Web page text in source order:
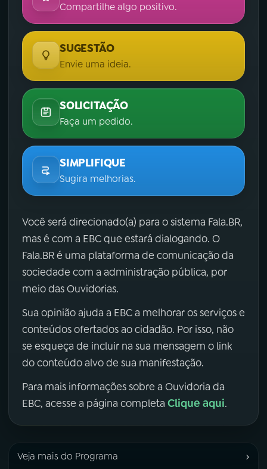
Compartilhe algo positivo.
SUGESTÃO
Envie uma ideia.
SOLICITAÇÃO
Faça um pedido.
SIMPLIFIQUE
Sugira melhorias.
Você será direcionado(a) para o sistema Fala.BR,
mas é com a EBC que estará dialogando. O
Fala.BR é uma plataforma de comunicação da
sociedade com a administração pública, por
meio das Ouvidorias.
Sua opinião ajuda a EBC a melhorar os serviços e
conteúdos ofertados ao cidadão. Por isso, não
se esqueça de incluir na sua mensagem o link
do conteúdo alvo de sua manifestação.
Para mais informações sobre a Ouvidoria da
EBC, acesse a página completa Clique aqui.
Veja mais do Programa ›